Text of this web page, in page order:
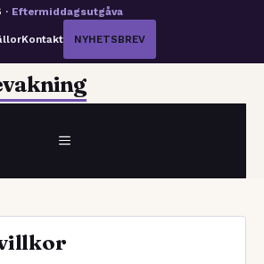
Eftermiddagsutgåva
Kontakt NYHETSBREV
MENY